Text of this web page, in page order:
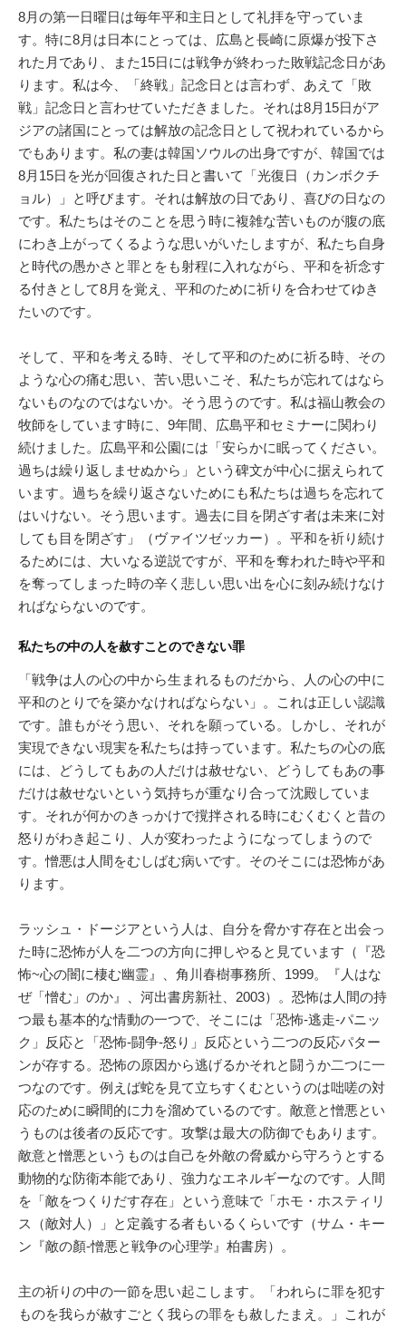
8月の第一日曜日は毎年平和主日として礼拝を守っていま
す。特に8月は日本にとっては、広島と長崎に原爆が投下さ
れた月であり、また15日には戦争が終わった敗戦記念日があ
ります。私は今、「終戦」記念日とは言わず、あえて「敗
戦」記念日と言わせていただきました。それは8月15日がア
ジアの諸国にとっては解放の記念日として祝われているから
でもあります。私の妻は韓国ソウルの出身ですが、韓国では
8月15日を光が回復された日と書いて「光復日（カンボクチ
ョル）」と呼びます。それは解放の日であり、喜びの日なの
です。私たちはそのことを思う時に複雑な苦いものが腹の底
にわき上がってくるような思いがいたしますが、私たち自身
と時代の愚かさと罪とをも射程に入れながら、平和を祈念す
る付きとして8月を覚え、平和のために祈りを合わせてゆき
たいのです。
そして、平和を考える時、そして平和のために祈る時、その
ような心の痛む思い、苦い思いこそ、私たちが忘れてはなら
ないものなのではないか。そう思うのです。私は福山教会の
牧師をしています時に、9年間、広島平和セミナーに関わり
続けました。広島平和公園には「安らかに眠ってください。
過ちは繰り返しませぬから」という碑文が中心に据えられて
います。過ちを繰り返さないためにも私たちは過ちを忘れて
はいけない。そう思います。過去に目を閉ざす者は未来に対
しても目を閉ざす」（ヴァイツゼッカー）。平和を祈り続け
るためには、大いなる逆説ですが、平和を奪われた時や平和
を奪ってしまった時の辛く悲しい思い出を心に刻み続けなけ
ればならないのです。
私たちの中の人を赦すことのできない罪
「戦争は人の心の中から生まれるものだから、人の心の中に
平和のとりでを築かなければならない」。これは正しい認識
です。誰もがそう思い、それを願っている。しかし、それが
実現できない現実を私たちは持っています。私たちの心の底
には、どうしてもあの人だけは赦せない、どうしてもあの事
だけは赦せないという気持ちが重なり合って沈殿していま
す。それが何かのきっかけで撹拌される時にむくむくと昔の
怒りがわき起こり、人が変わったようになってしまうので
す。憎悪は人間をむしばむ病いです。そのそこには恐怖があ
ります。
ラッシュ・ドージアという人は、自分を脅かす存在と出会っ
た時に恐怖が人を二つの方向に押しやると見ています（『恐
怖~心の闇に棲む幽霊』、角川春樹事務所、1999。『人はな
ぜ「憎む」のか』、河出書房新社、2003）。恐怖は人間の持
つ最も基本的な情動の一つで、そこには「恐怖-逃走-パニッ
ク」反応と「恐怖-闘争-怒り」反応という二つの反応パター
ンが存する。恐怖の原因から逃げるかそれと闘うか二つに一
つなのです。例えば蛇を見て立ちすくむというのは咄嗟の対
応のために瞬間的に力を溜めているのです。敵意と憎悪とい
うものは後者の反応です。攻撃は最大の防御でもあります。
敵意と憎悪というものは自己を外敵の脅威から守ろうとする
動物的な防衛本能であり、強力なエネルギーなのです。人間
を「敵をつくりだす存在」という意味で「ホモ・ホスティリ
ス（敵対人）」と定義する者もいるくらいです（サム・キー
ン『敵の顏-憎悪と戦争の心理学』柏書房）。
主の祈りの中の一節を思い起こします。「われらに罪を犯す
ものを我らが赦すごとく我らの罪をも赦したまえ。」これが